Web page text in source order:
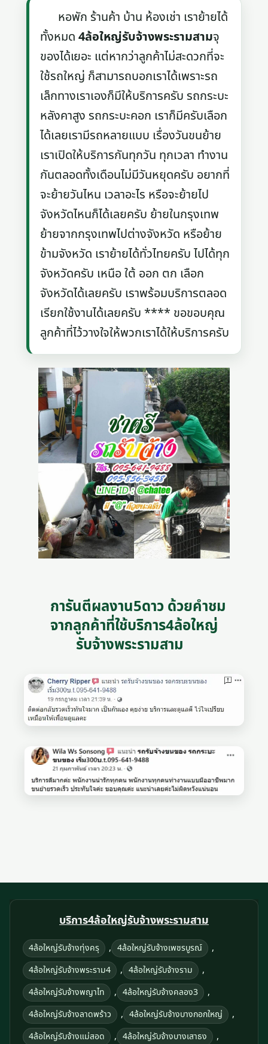
หอพัก ร้านค้า บ้าน ห้องเช่า เราย้ายได้
ทั้งหมด4ล้อใหญ่รับจ้างพระรามสามจุ
ของได้เยอะ แต่หากว่าลูกค้าไม่สะดวกที่จะ
ใช้รถใหญ่ ก็สามารถบอกเราได้เพราะรถ
เล็กทางเราเองก็มีให้บริการครับ รถกระบะ
หลังคาสูง รถกระบะคอก เราก็มีครับเลือก
ได้เลยเรามีรถหลายแบบ เรื่องวันขนย้าย
เราเปิดให้บริการกันทุกวัน ทุกเวลา ทำงาน
กันตลอดทั้งเดือนไม่มีวันหยุดครับ อยากที่
จะย้ายวันไหน เวลาอะไร หรือจะย้ายไป
จังหวัดไหนก็ได้เลยครับ ย้ายในกรุงเทพ
ย้ายจากกรุงเทพไปต่างจังหวัด หรือย้าย
ข้ามจังหวัด เราย้ายได้ทั่วไทยครับ ไปได้ทุก
จังหวัดครับ เหนือ ใต้ ออก ตก เลือก
จังหวัดได้เลยครับ เราพร้อมบริการตลอด
เรียกใช้งานได้เลยครับ **** ขอขอบคุณ
ลูกค้าที่ไว้วางใจให้พวกเราได้ให้บริการครับ
การันตีผลงาน5ดาว ด้วยคำชม
จากลูกค้าที่ใช้บริการ4ล้อใหญ่
รับจ้างพระรามสาม
บริการ4ล้อใหญ่รับจ้างพระรามสาม
4ล้อใหญ่รับจ้างทุ่งครุ , 4ล้อใหญ่รับจ้างเพชรบูรณ์ ,
4ล้อใหญ่รับจ้างพระราม4 , 4ล้อใหญ่รับจ้างราม ,
4ล้อใหญ่รับจ้างพญาไท , 4ล้อใหญ่รับจ้างคลอง3 ,
4ล้อใหญ่รับจ้างลาดพร้าว , 4ล้อใหญ่รับจ้างบางกอกใหญ่ ,
4ล้อใหญ่รับจ้างแม่สอด , 4ล้อใหญ่รับจ้างบางเสาธง ,